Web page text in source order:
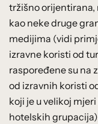
tržišno orijentirana,
kao neke druge
medijima (vidi
izravne koristi od
raspoređene su na
od izravnih koristi
koji je u velikoj
hotelskih